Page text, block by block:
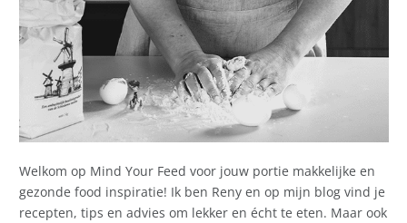
Welkom op Mind Your Feed voor jouw portie makkelijke en
gezonde food inspiratie! Ik ben Reny en op mijn blog vind je
recepten, tips en advies om lekker en écht te eten. Maar ook